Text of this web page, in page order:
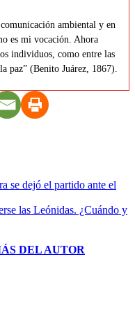
ambiental y en
es mi vocación. Ahora
individuos, como entre las
paz” (Benito Juárez, 1867).
se dejó el partido ante el
las Leónidas. ¿Cuándo y
DEL AUTOR